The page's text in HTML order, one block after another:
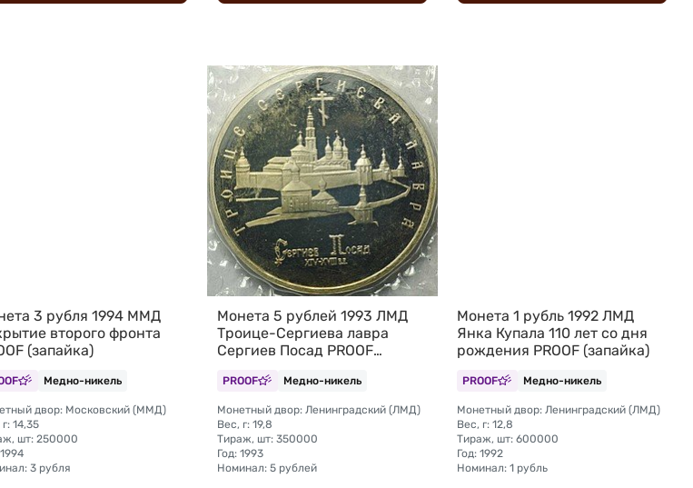
3 рубля 1994 ММД
второго фронта
(запайка)
Медно-никель
двор: Московский (ММД)
14,35
шт: 250000
3 рубля
Монета 5 рублей 1993 ЛМД
Троице-Сергиева лавра
Сергиев Посад PROOF
PROOF Медно-никель
Монетный двор: Ленинградский (ЛМД)
Вес, г: 19,8
Тираж, шт: 350000
Год: 1993
Номинал: 5 рублей
Монета 1 рубль 1992 ЛМД
Янка Купала 110 лет со дня
рождения PROOF (запайка)
PROOF Медно-никель
Монетный двор: Ленинградский (ЛМД)
Вес, г: 12,8
Тираж, шт: 600000
Год: 1992
Номинал: 1 рубль